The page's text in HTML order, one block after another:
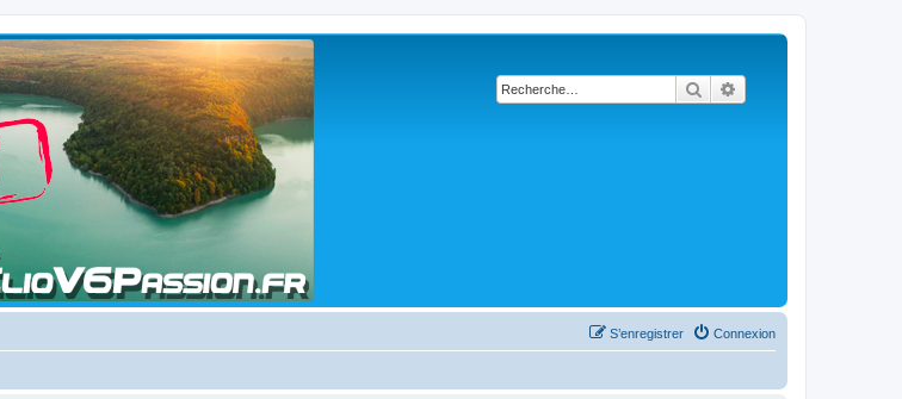
Rechercher
Connexion
S’enregistrer